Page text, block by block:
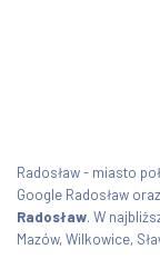
Radosław - miasto
Google Radosław
Radosław. W
Mazów, Wilkowice,